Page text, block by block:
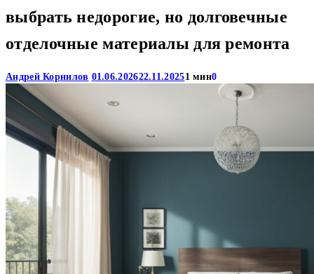
выбрать недорогие, но долговечные
отделочные материалы для ремонта
Андрей Корнилов 01.06.202622.11.20251 мин0